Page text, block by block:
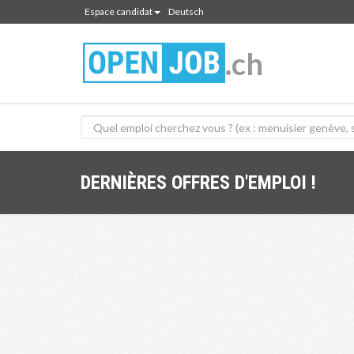
Espace candidat Deutsch
.ch
DERNIÈRES OFFRES D'EMPLOI !